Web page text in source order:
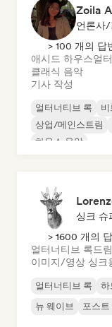
Zoila
언론사
> 100 개의 답
애시드 하우스얼
클래식 음악
기사 작성
얼터너티브 록
상업/메인스트림
하우스 음악
싱크 슈
> 1600 개의
얼터너티브 록드
이미지/영상 싱크
얼터너티브 록 하
뉴 웨이브
포스트